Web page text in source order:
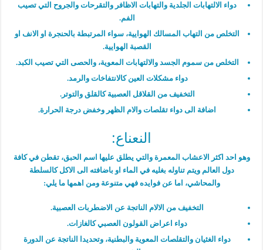
دواء الالتهابات الجلدية والتهابات الاظافر والتقرحات والجروح التي تصيب
الفم.
التخلص من التهاب المسالك الهوايية، سواء المرتبطة بالحنجرة او الانف او
القصبة الهوايية.
التخلص من سموم الجسد والالتهابات المعوية، والحصى التي تصيب الكبد.
دواء مشكلات العين كالانتفاخات والرمد.
التخفيف من القلاقل العصبية كالقلق والتوتر.
اضافة الى دواء تقلصات والام الظهر وخفض درجة الحرارة.
النعناع:
وهو احد اكثر الاعشاب المعمرة والتي يطلق عليها اسم الحبق، تقطن في كافة
دول العالم ويتم تناوله بغليه في الماء او باضافته الى الاكل كالسلطة
والمحاشي، اما عن فوايده فهي متنوعة ومن اهمها ما يلي:
التخفيف من الالام الناتجة عن الاضطربات العصبية.
دواء اعراض القولون العصبي كالغازات.
دواء الغثيان والتقلصات المعوية والبطنية، وتحديدا الناتجة عن الدورة